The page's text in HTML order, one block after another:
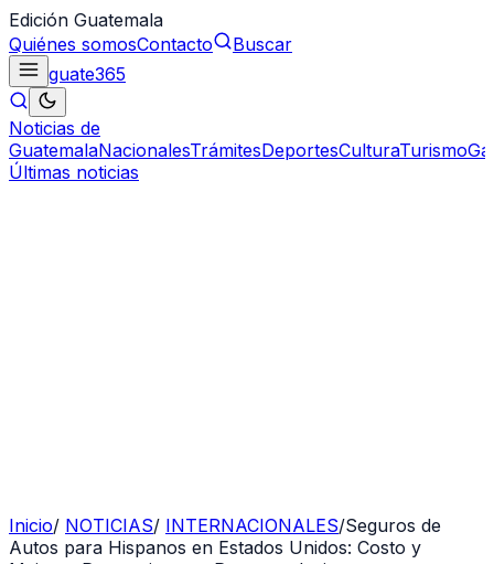
Edición Guatemala
Quiénes somosContacto
Buscar
guate365
Noticias de
GuatemalaNacionalesTrámitesDeportesCulturaTurismo
Últimas noticias
Inicio/ NOTICIAS/ INTERNACIONALES/Seguros de
Autos para Hispanos en Estados Unidos: Costo y